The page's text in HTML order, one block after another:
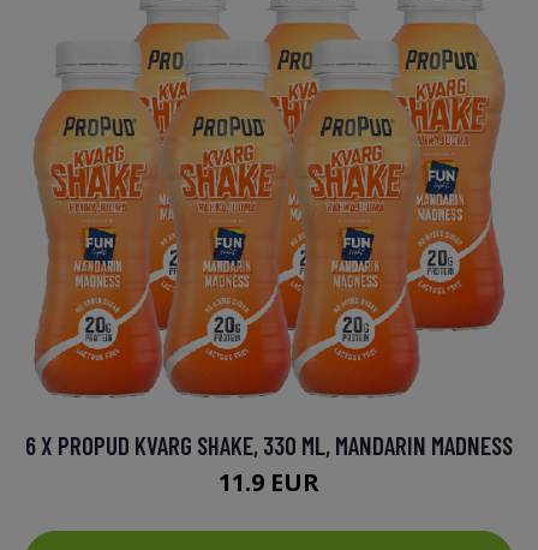
6 X PROPUD KVARG SHAKE, 330 ML, MANDARIN MADNESS
11.9 EUR